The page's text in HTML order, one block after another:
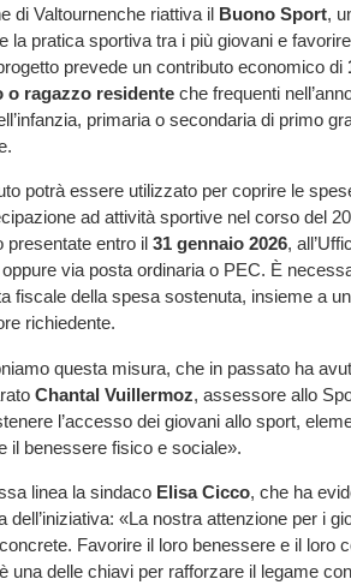
di Valtournenche riattiva il Buono Sport,
la pratica sportiva tra i più giovani e
prevede un contributo economico di
o ragazzo residente che frequenti
primaria o secondaria di primo
potrà essere utilizzato per coprire le
ad attività sportive nel corso del
presentate entro il 31 gennaio 2026,
via posta ordinaria o PEC. È
fiscale della spesa sostenuta, insieme a
richiedente.
questa misura, che in passato ha
Chantal Vuillermoz, assessore allo
l’accesso dei giovani allo sport,
il benessere fisico e sociale».
linea la sindaco Elisa Cicco, che ha
dell’iniziativa: «La nostra attenzione per i
Favorire il loro benessere e il loro
una delle chiavi per rafforzare il legame